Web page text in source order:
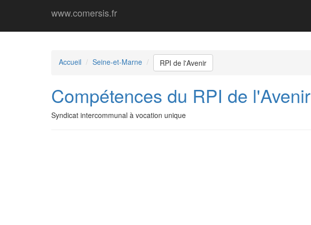
www.comersis.fr
Accueil Seine-et-Marne RPI de l'Avenir
Compétences du RPI de l'Avenir
Syndicat intercommunal à vocation unique